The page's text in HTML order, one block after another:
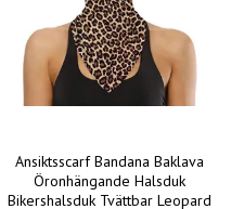
Ansiktsscarf Bandana Baklava
Öronhängande Halsduk
Bikershalsduk Tvättbar Leopard